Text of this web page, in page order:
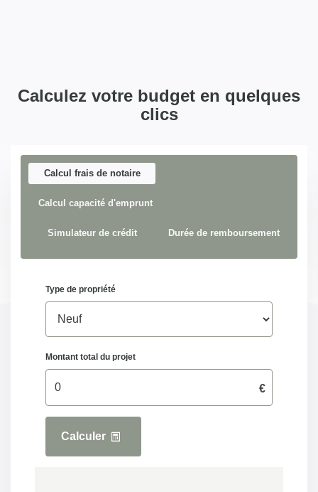
Calculez votre budget en quelques
clics
Calcul frais de notaire
Calcul capacité d'emprunt
Simulateur de crédit Durée de remboursement